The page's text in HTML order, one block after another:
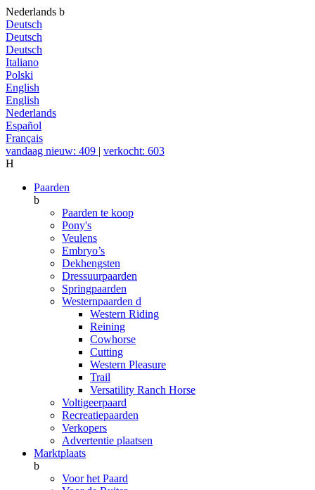
Nederlands b
Deutsch
Deutsch
Deutsch
Italiano
Polski
English
English
Nederlands
Español
Français
vandaag nieuw: 409 | verkocht: 603
H
Paarden
b
Paarden te koop
Pony's
Veulens
Embryo’s
Dekhengsten
Dressuurpaarden
Springpaarden
Westernpaarden d
Western Riding
Reining
Cowhorse
Cutting
Western Pleasure
Trail
Versatility Ranch Horse
Voltigeerpaard
Recreatiepaarden
Verkopers
Advertentie plaatsen
Marktplaats
b
Voor het Paard